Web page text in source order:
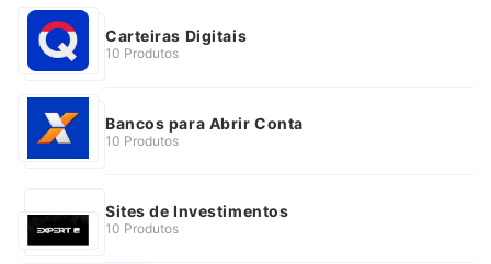
Carteiras Digitais
10 Produtos
Bancos para Abrir Conta
10 Produtos
Sites de Investimentos
10 Produtos